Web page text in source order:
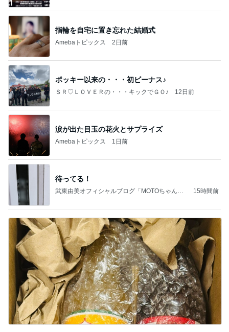
指輪を自宅に置き忘れた結婚式
Amebaトピックス 2日前
ポッキー以来の・・・初ビーナス♪
ＳＲ♡ＬＯＶＥＲの・・・キックでＧＯ♪ 12日前
涙が出た目玉の花火とサプライズ
Amebaトピックス 1日前
待ってる！
武東由美オフィシャルブログ「MOTOちゃんと
15時間前